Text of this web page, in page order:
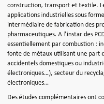
construction, transport et textile.
applications industrielles sous
intermédiaire de fabrication des
pharmaceutiques. A l’instar des
essentiellement par combustion :
fonte de métaux utilisant une part
accidentels domestiques ou
électroniques…), secteur du
électroniques…
Des études complémentaires ont